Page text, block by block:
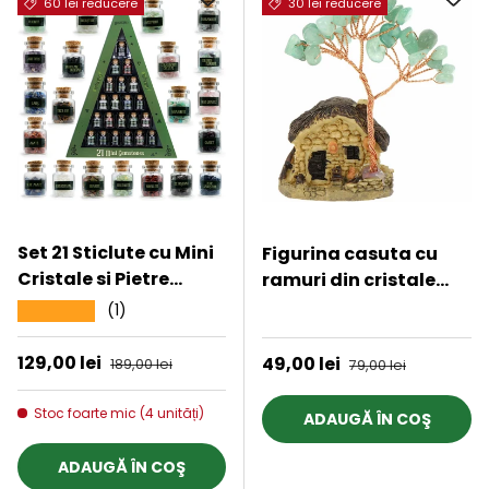
Set 21 Sticlute cu Mini
Cristale si Pietre
Naturale pentru
Ritualuri Magice si
Meditatie
(1)
Preț de vânzare
129,00 lei Preț obișnuit
189,00 lei
Stoc foarte mic (4 unități)
ADAUGĂ ÎN COŞ
Figurina casuta cu
ramuri din cristale
Verde - Decoratiune
interior sau exterior,
acvariu
Preț de vânzare
49,00 lei Preț obișnuit
79,00 lei
ADAUGĂ ÎN COŞ